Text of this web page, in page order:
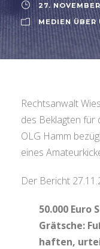
27.
MEDIEN ÜBER
Rechtsanwalt
des Beklagten für
OLG Hamm
eines
Der Bericht
50.000 Euro
Grätsche:
haften,